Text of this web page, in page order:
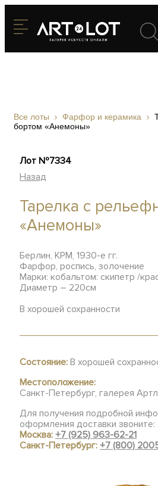
Все лоты Фарфор и керамика
бортом «Анемоны»
Лот №7334
Назад
Тарелка с
«Анемоны»
Берлин, KPM, 1930-е гг.
Фарфор, роспись, золочение
Марки: кобальтом: скипетр /
Диаметр – 220см
В хорошей сохранности
Состояние: В хорошей
Местоположение:
Санкт-Петербург, галерея
Для получения подробной
оформления доставки звоните:
Москва:+7 (925) 963-62-21
Санкт-Петербург:+7 (800)